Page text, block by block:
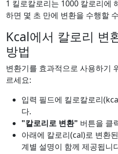
1 킬로칼로리는 1000 칼로리에
하면 몇 초 만에 변환을 수행할
Kcal에서 칼로리 변
방법
변환기를 효과적으로 사용하기
르세요:
입력 필드에 킬로칼로리
다.
"칼로리로 변환" 버튼을 클
아래에 칼로리(cal)로 변환
계별 설명이 함께 제공됩니